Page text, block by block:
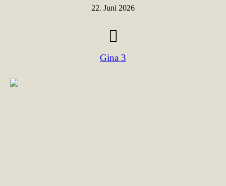
22. Juni 2026
Gina 3